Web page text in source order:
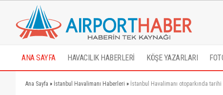
ANA SAYFA HAVACILIK HABERLERİ KÖŞE YAZARLARI
Ana Sayfa » İstanbul Havalimanı Haberleri » İstanbul Havalimanı otoparkında